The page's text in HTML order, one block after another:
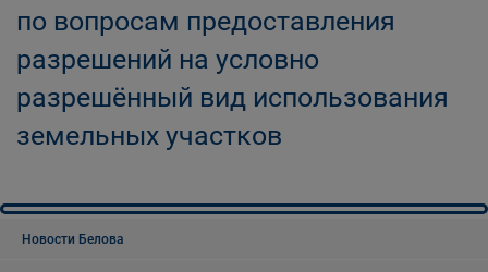
по вопросам предоставления
разрешений на условно
разрешённый вид использования
земельных участков
Новости Белова